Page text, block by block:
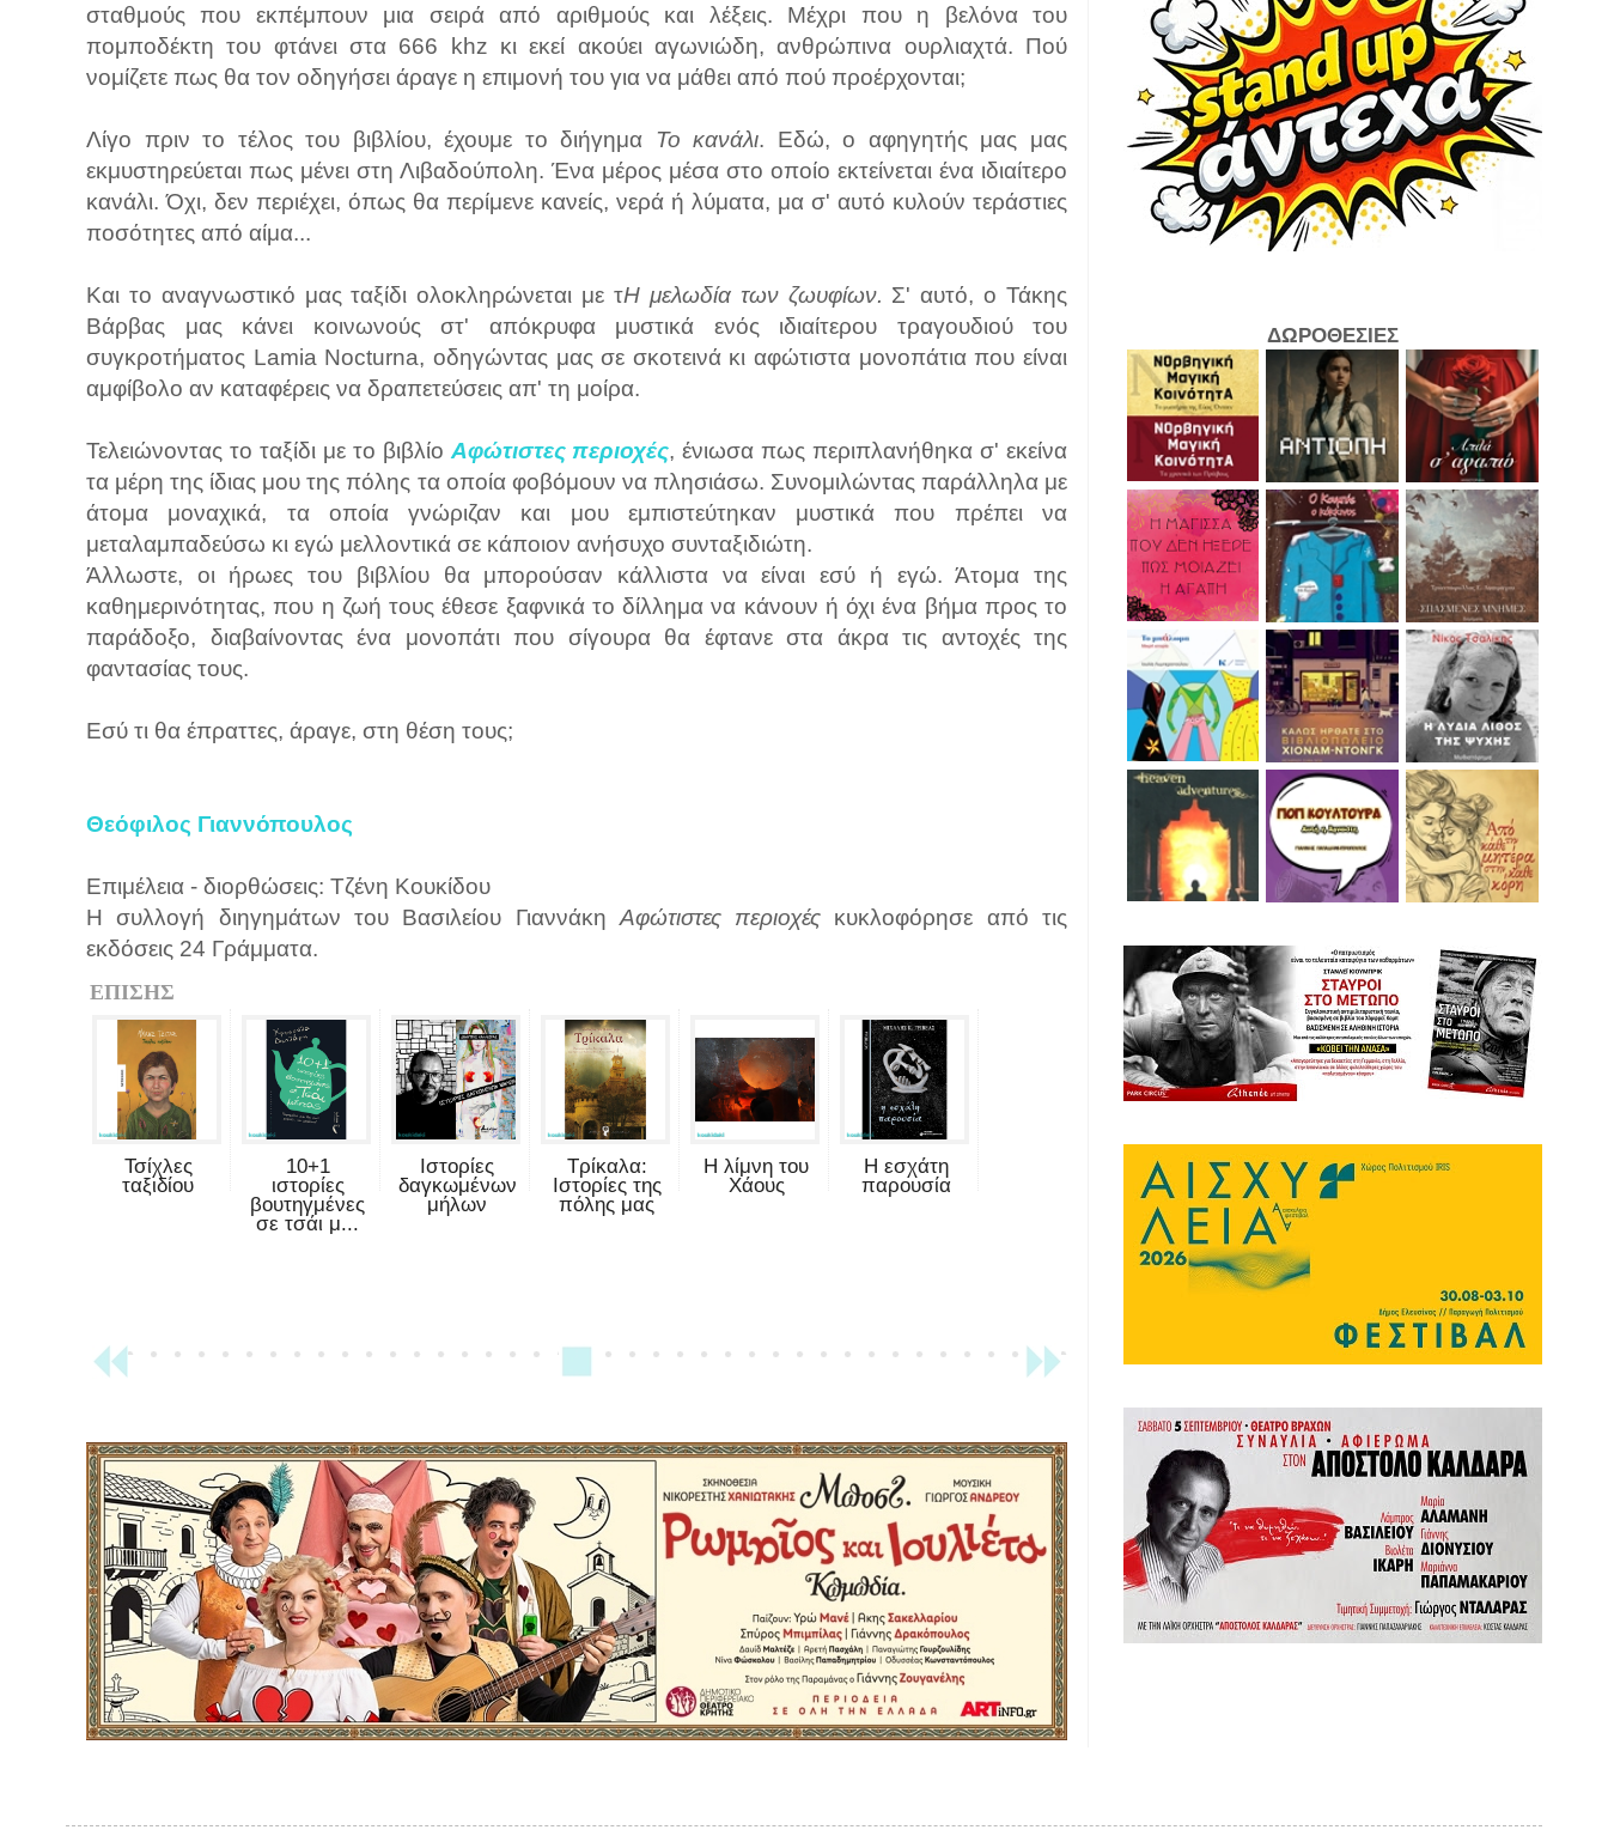
σταθμούς που εκπέμπουν μια σειρά από αριθμούς και λέξεις. Μέχρι που η βελόνα του
πομποδέκτη του φτάνει στα 666 khz κι εκεί ακούει αγωνιώδη, ανθρώπινα ουρλιαχτά. Πού
νομίζετε πως θα τον οδηγήσει άραγε η επιμονή του για να μάθει από πού προέρχονται;
Λίγο πριν το τέλος του βιβλίου, έχουμε το διήγημα Το κανάλι. Εδώ, ο αφηγητής μας μας
εκμυστηρεύεται πως μένει στη Λιβαδούπολη. Ένα μέρος μέσα στο οποίο εκτείνεται ένα ιδιαίτερο
κανάλι. Όχι, δεν περιέχει, όπως θα περίμενε κανείς, νερά ή λύματα, μα σ' αυτό κυλούν τεράστιες
ποσότητες από αίμα...
Και το αναγνωστικό μας ταξίδι ολοκληρώνεται με τΗ μελωδία των ζωυφίων. Σ' αυτό, ο Τάκης
Βάρβας μας κάνει κοινωνούς στ' απόκρυφα μυστικά ενός ιδιαίτερου τραγουδιού του
συγκροτήματος Lamia Nocturna, οδηγώντας μας σε σκοτεινά κι αφώτιστα μονοπάτια που είναι
αμφίβολο αν καταφέρεις να δραπετεύσεις απ' τη μοίρα.
Τελειώνοντας το ταξίδι με το βιβλίο Αφώτιστες περιοχές, ένιωσα πως περιπλανήθηκα σ' εκείνα
τα μέρη της ίδιας μου της πόλης τα οποία φοβόμουν να πλησιάσω. Συνομιλώντας παράλληλα με
άτομα μοναχικά, τα οποία γνώριζαν και μου εμπιστεύτηκαν μυστικά που πρέπει να
μεταλαμπαδεύσω κι εγώ μελλοντικά σε κάποιον ανήσυχο συνταξιδιώτη.
Άλλωστε, οι ήρωες του βιβλίου θα μπορούσαν κάλλιστα να είναι εσύ ή εγώ. Άτομα της
καθημερινότητας, που η ζωή τους έθεσε ξαφνικά το δίλλημα να κάνουν ή όχι ένα βήμα προς το
παράδοξο, διαβαίνοντας ένα μονοπάτι που σίγουρα θα έφτανε στα άκρα τις αντοχές της
φαντασίας τους.
Εσύ τι θα έπραττες, άραγε, στη θέση τους;
Θεόφιλος Γιαννόπουλος
Επιμέλεια - διορθώσεις: Τζένη Κουκίδου
Η συλλογή διηγημάτων του Βασιλείου Γιαννάκη Αφώτιστες περιοχές κυκλοφόρησε από τις
εκδόσεις 24 Γράμματα.
ΕΠΙΣΗΣ
Τσίχλες
ταξιδίου
10+1
ιστορίες
βουτηγμένες
σε τσάι μ...
Ιστορίες
δαγκωμένων
μήλων
Τρίκαλα:
Ιστορίες της
πόλης μας
Η λίμνη του
Χάους
Η εσχάτη
παρουσία
ΔΩΡΟΘΕΣΙΕΣ